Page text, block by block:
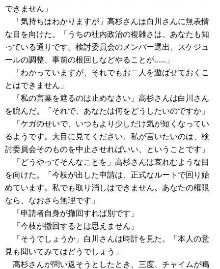
できません」
「気持ちはわかりますが」高杉さんは白川さんに無表情
な目を向けた。「うちの社内政治の複雑さは、あなたも知
っている通りです。検討委員会のメンバー選出、スケジュ
ールの調整、事前の根回しなどやることが......」
「わかっていますが、それでもお二人を遊ばせておくこ
とはできません」
「私の言葉を遮るのは止めなさい」高杉さんは白川さん
を睨んだ。「それで、あなたは何をどうしたいのですか」
「ケガのせいで、いつもより少しだけ気が短くなってい
るようです。大目に見てください。私が言いたいのは、検
討委員会そのものを中止させればいい、ということです」
「どうやってそんなことを」高杉さんは哀れむような目
を向けた。「今枝が出した申請は、正式なルートで回り始
めています。私でも取り消しはできません。あなたの権限
なら、なおさら無理です」
「申請者自身が撤回すれば別です」
「今枝が撤回するとは思えません」
「そうでしょうか」白川さんは時計を見た。「本人の意
見も聞いてみてはどうでしょう」
高杉さんが問い返そうとしたとき、三度、チャイムが鳴